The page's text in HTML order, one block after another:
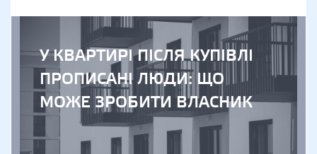
У КВАРТИРІ ПІСЛЯ КУПІВЛІ
ПРОПИСАНІ ЛЮДИ: ЩО
МОЖЕ ЗРОБИТИ ВЛАСНИК